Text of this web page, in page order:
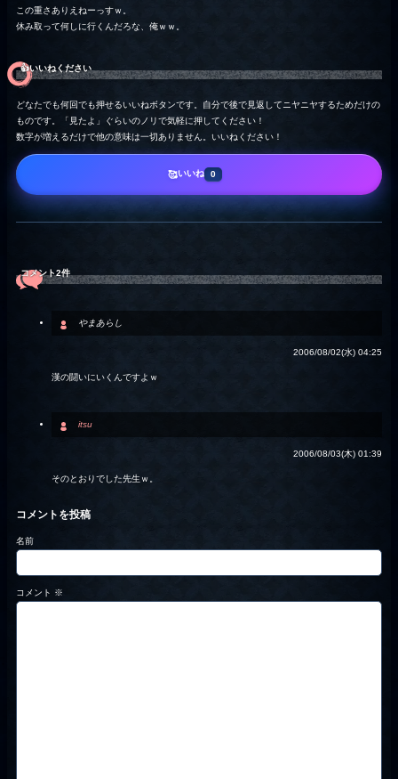
この重さありえねーっすｗ。
休み取って何しに行くんだろな、俺ｗｗ。
👍️いいねください
どなたでも何回でも押せるいいねボタンです。自分で後で見返してニヤニヤするためだけの
ものです。「見たよ」ぐらいのノリで気軽に押してください！
数字が増えるだけで他の意味は一切ありません。いいねください！
🥰いいね 0
コメント2件
やまあらし
2006/08/02(水) 04:25
漢の闘いにいくんですよｗ
itsu
2006/08/03(木) 01:39
そのとおりでした先生ｗ。
コメントを投稿
名前
コメント ※